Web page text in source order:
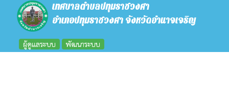
เทศบาลตำบลปทุมราชวงศา
อำเภอปทุมราชวงศา จังหวัดอำนาจเจริญ
ผู้ดูแลระบบ พัฒนาระบบ